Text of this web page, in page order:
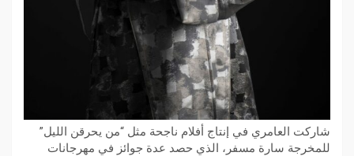
شاركت العامري في إنتاج أفلام ناجحة مثل “من يحرقن الليل”
للمخرجة سارة مسفر، الذي حصد عدة جوائز في مهرجانات